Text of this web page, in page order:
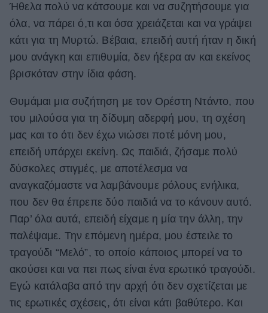
Ήθελα πολύ να κάτσουμε και να συζητήσουμε για
όλα, να πάρει ό,τι και όσα χρειάζεται και να γράψει
κάτι για τη Μυρτώ. Βέβαια, επειδή αυτή ήταν η δική
μου ανάγκη και επιθυμία, δεν ήξερα αν και εκείνος
βρισκόταν στην ίδια φάση.
Θυμάμαι μια συζήτηση με τον Ορέστη Ντάντο, που
του μιλούσα για τη δίδυμη αδερφή μου, τη σχέση
μας και το ότι δεν έχω νιώσει ποτέ μόνη μου,
επειδή υπάρχει εκείνη. Ως παιδιά, ζήσαμε πολύ
δύσκολες στιγμές, με αποτέλεσμα να
αναγκαζόμαστε να λαμβάνουμε ρόλους ενήλικα,
που δεν θα έπρεπε δύο παιδιά να το κάνουν αυτό.
Παρ’ όλα αυτά, επειδή είχαμε η μία την άλλη, την
παλέψαμε. Την επόμενη ημέρα, μου έστειλε το
τραγούδι “Μελό”, το οποίο κάποιος μπορεί να το
ακούσει και να πει πως είναι ένα ερωτικό τραγούδι.
Εγώ κατάλαβα από την αρχή ότι δεν σχετίζεται με
τις ερωτικές σχέσεις, ότι είναι κάτι βαθύτερο. Και